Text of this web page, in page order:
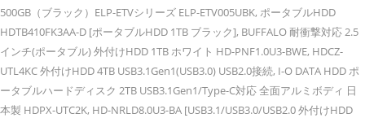
500GB（ブラック）ELP-ETVシリーズ ELP-ETV005UBK, ポータブルHDD
HDTB410FK3AA-D [ポータブルHDD 1TB ブラック], BUFFALO 耐衝撃対応 2.5
インチ(ポータブル) 外付けHDD 1TB ホワイト HD-PNF1.0U3-BWE, HDCZ-
UTL4KC 外付けHDD 4TB USB3.1Gen1(USB3.0) USB2.0接続, I-O DATA HDD ポ
ータブルハードディスク 2TB USB3.1Gen1/Type-C対応 全面アルミボディ 日
本製 HDPX-UTC2K, HD-NRLD8.0U3-BA [USB3.1/USB3.0/USB2.0 外付けHDD